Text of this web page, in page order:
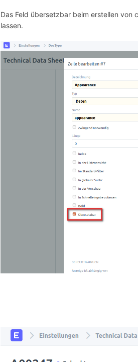
Das Feld übersetzbar beim erstellen
lassen.